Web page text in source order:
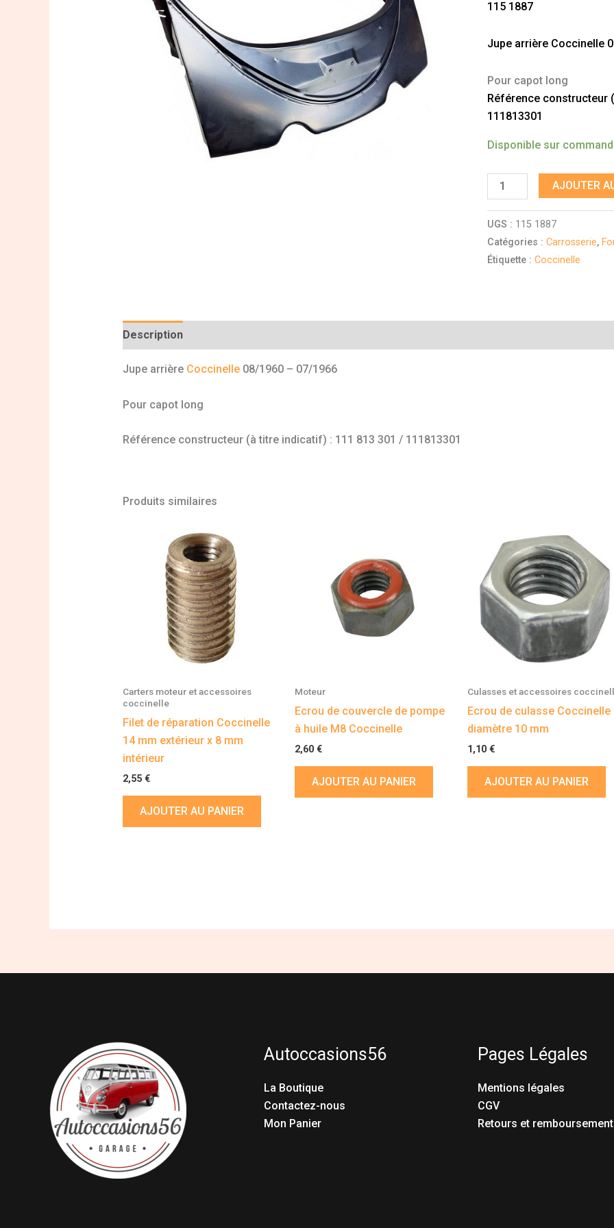
115 1887
Jupe arrière Coccinelle
Pour capot long
Référence constructeur
111813301
Disponible sur
1966
AJOUTER
UGS : 115 1887
Catégories :Carrosserie,
Étiquette :Coccinelle
Description
Jupe arrière Coccinelle08/1960 – 07/1966
Pour capot long
Référence constructeur (à titre indicatif) : 111 813 301 / 111813301
Produits similaires
Carters moteur et accessoires
coccinelle
Filet de réparation Coccinelle
14 mm extérieur x 8 mm
intérieur
2,55 €
AJOUTER AU PANIER
Moteur
Ecrou de couvercle de pompe
à huile M8 Coccinelle
2,60€
AJOUTER AU PANIER
Culasses et accessoires
Ecrou de culasse Coccinelle
diamètre 10 mm
1,10 €
AJOUTER AU PANIER
Autoccasions56
La Boutique
Contactez-nous
Mon Panier
Pages Légales
Mentions légales
CGV
Retours et